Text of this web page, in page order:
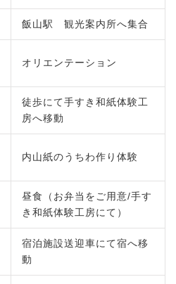
飯山駅 観光案内所へ集合
オリエンテーション
徒歩にて手すき和紙体験工
房へ移動
内山紙のうちわ作り体験
昼食（お弁当をご用意/手す
き和紙体験工房にて）
宿泊施設送迎車にて宿へ移
動